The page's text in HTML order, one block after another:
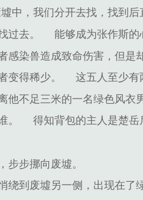
中，我们分开去找，找到
过去。
能够成为张作斯的
染兽造成致命伤害，但是
变得稀少。
这五人至少有
不足三米的一名绿色风衣
。
得知背包的主人是楚岳
步步挪向废墟。
到废墟另一侧，出现在了